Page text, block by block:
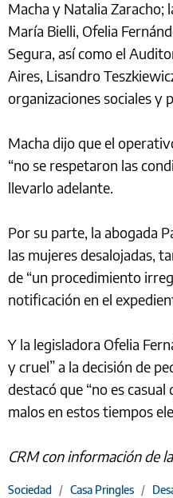
Macha y Natalia Zaracho;
María Bielli, Ofelia
Segura, así como el
Aires, Lisandro
organizaciones sociales y
Macha dijo que el
“no se respetaron las
llevarlo adelante.
Por su parte, la abogada
las mujeres desalojadas,
de “un procedimiento
notificación en el
Y la legisladora Ofelia
y cruel” a la decisión de
destacó que “no es
malos en estos tiempos
CRM con información de
Sociedad / Casa Pringles /